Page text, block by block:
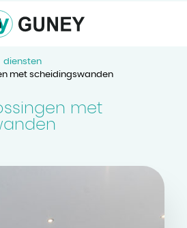
diensten
met scheidingswanden
met